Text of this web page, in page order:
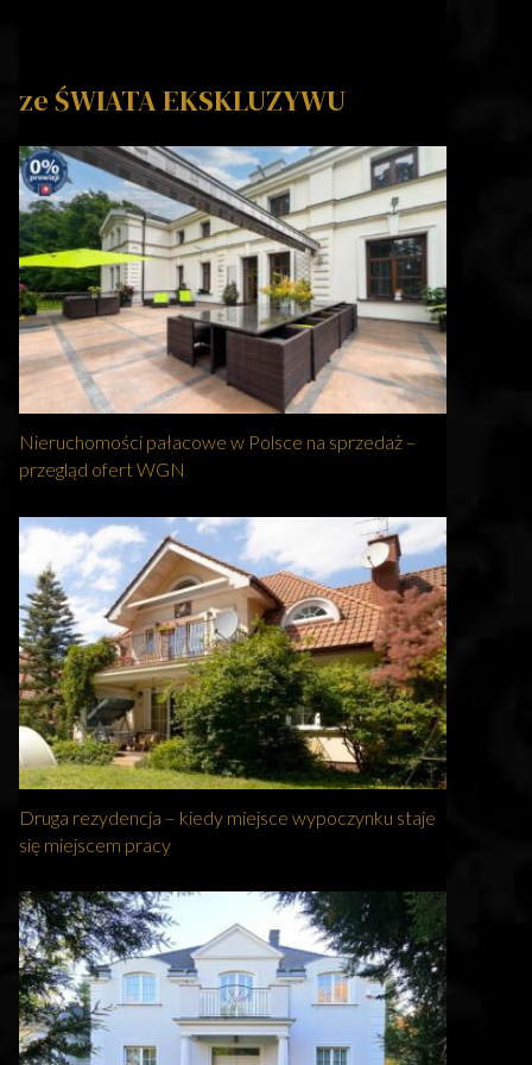
ze ŚWIATA EKSKLUZYWU
Nieruchomości pałacowe w Polsce na sprzedaż –
przegląd ofert WGN
Druga rezydencja – kiedy miejsce wypoczynku staje
się miejscem pracy